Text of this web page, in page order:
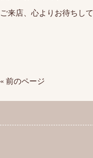
ご来店、心よりお待ちし
« 前のページ